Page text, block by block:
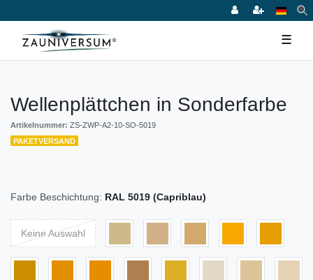
☰
Wellenplättchen in Sonderfarbe
Artikelnummer: ZS-ZWP-A2-10-SO-5019
PAKETVERSAND
Farbe Beschichtung: RAL 5019 (Capriblau)
Keine Auswahl